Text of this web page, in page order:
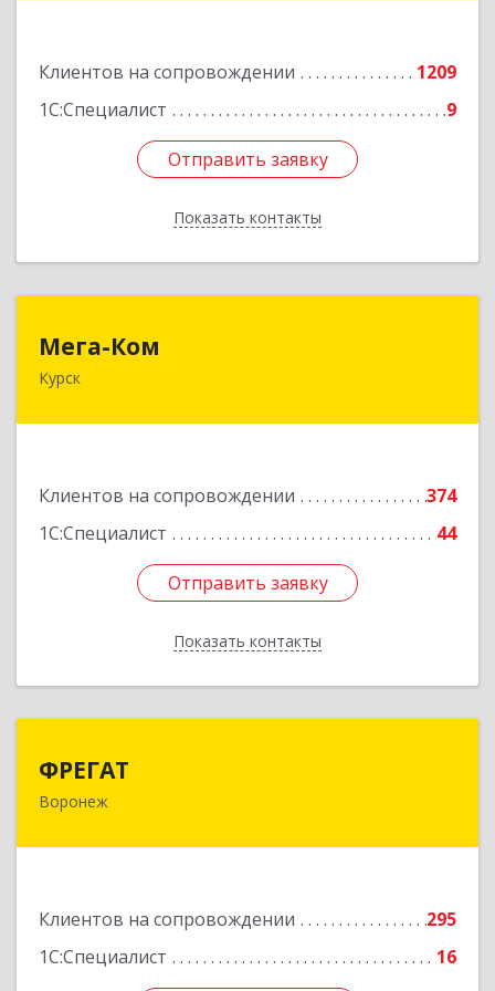
Клиентов на сопровождении
1209
1С:Специалист
9
Отправить заявку
Показать контакты
Отправить заявку
Назад
Мега-Ком
Курск
Клиентов на сопровождении
374
1С:Специалист
44
Отправить заявку
Показать контакты
305001, Курская обл, Курск г, Красной Армии ул,
Отправить заявку
Назад
ФРЕГАТ
Воронеж
Клиентов на сопровождении
295
1С:Специалист
16